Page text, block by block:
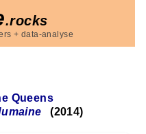
.rocks
+ data-analyse
Queens
(2014)